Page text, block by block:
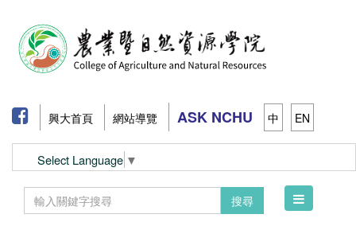
興大首頁 網站導覽 ASK NCHU 中 EN
Select Language ▼
搜尋
Toggle